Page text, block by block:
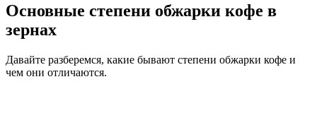
Основные степени обжарки кофе в
зернах
Давайте разберемся, какие бывают степени обжарки кофе и
чем они отличаются.